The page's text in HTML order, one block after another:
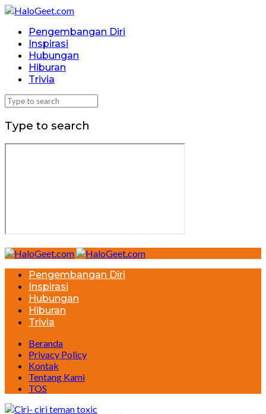
Pengembangan Diri
Inspirasi
Hubungan
Hiburan
Trivia
Type to search
Pengembangan Diri
Inspirasi
Hubungan
Hiburan
Trivia
Beranda
Privacy Policy
Kontak
Tentang Kami
TOS